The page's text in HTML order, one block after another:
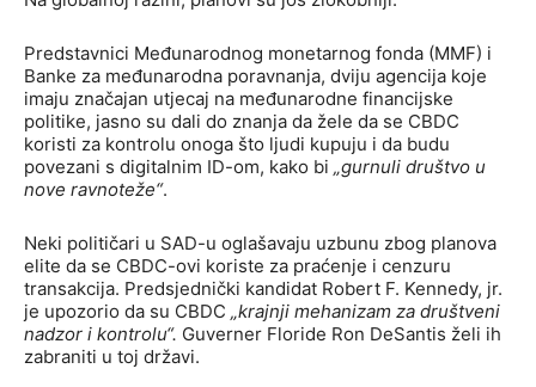
Predstavnici Međunarodnog monetarnog fonda (MMF) i
Banke za međunarodna poravnanja, dviju agencija koje
imaju značajan utjecaj na međunarodne financijske
politike, jasno su dali do znanja da žele da se CBDC
koristi za kontrolu onoga što ljudi kupuju i da budu
povezani s digitalnim ID-om, kako bi „gurnuli društvo u
nove ravnoteže“.
Neki političari u SAD-u oglašavaju uzbunu zbog planova
elite da se CBDC-ovi koriste za praćenje i cenzuru
transakcija. Predsjednički kandidat Robert F. Kennedy, jr.
je upozorio da su CBDC „krajnji mehanizam za društveni
nadzor i kontrolu“. Guverner Floride Ron DeSantis želi ih
zabraniti u toj državi.